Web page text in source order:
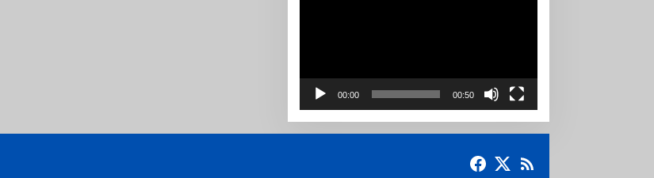
00:00 00:50